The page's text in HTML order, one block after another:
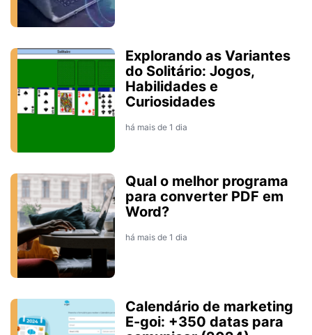
Explorando as Variantes
do Solitário: Jogos,
Habilidades e
Curiosidades
há mais de 1 dia
Qual o melhor programa
para converter PDF em
Word?
há mais de 1 dia
Calendário de marketing
E-goi: +350 datas para